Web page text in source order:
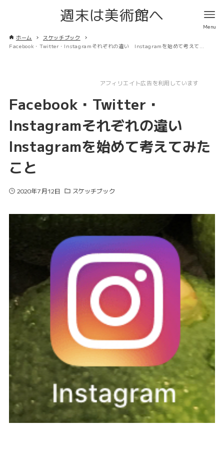
週末は美術館へ
ホーム
スケッチブック
Facebook・Twitter・Instagramそれぞれの違い Instagramを始めて考えてみたこと
アフィリエイト広告を利用しています
Facebook・Twitter・
Instagramそれぞれの違い
Instagramを始めて考えてみた
こと
2020年7月12日 スケッチブック